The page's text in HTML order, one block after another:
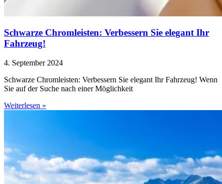
Schwarze Chromleisten: Verbessern Sie elegant Ihr
Fahrzeug!
4. September 2024
Schwarze Chromleisten: Verbessern Sie elegant Ihr Fahrzeug! Wenn
Sie auf der Suche nach einer Möglichkeit
Weiterlesen »